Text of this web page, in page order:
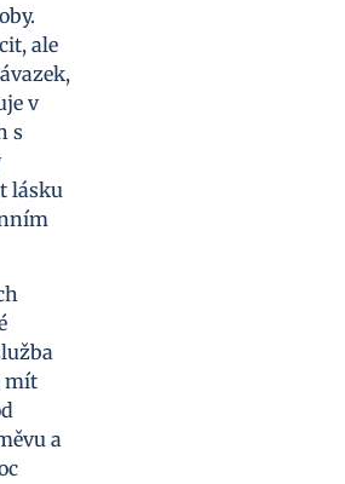
ale
v
s
lásku
mít
a